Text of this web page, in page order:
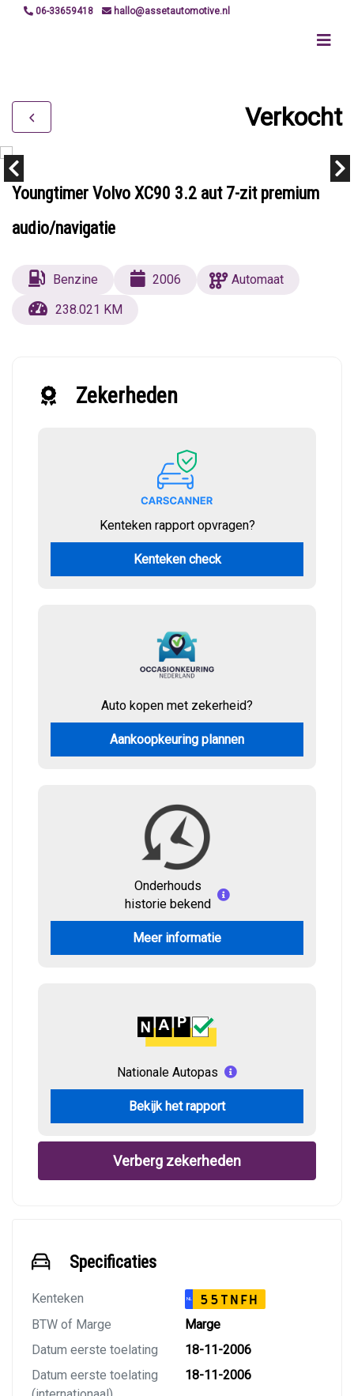
06-33659418 hallo@assetautomotive.nl
Verkocht
Youngtimer Volvo XC90 3.2 aut 7-zit premium
audio/navigatie
Benzine 2006
Automaat
238.021 KM
Zekerheden
Kenteken rapport opvragen?
Kenteken check
Auto kopen met zekerheid?
Aankoopkeuring plannen
Onderhouds
historie bekend
Meer informatie
Nationale Autopas
Bekijk het rapport
Verberg zekerheden
Specificaties
Kenteken NL 55TNFH
BTW of Marge
Marge
Datum eerste toelating
18-11-2006
Datum eerste toelating
18-11-2006